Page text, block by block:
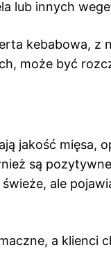
lub innych
kebabowa, z
może być
jakość mięsa,
są
ale
a klienci